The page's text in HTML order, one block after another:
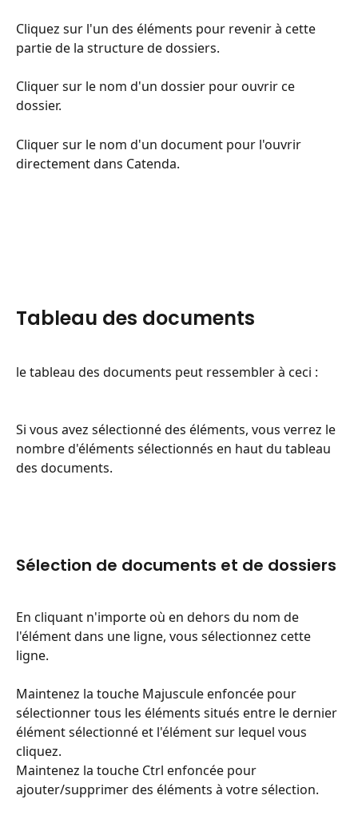
Cliquez sur l'un des éléments pour revenir à cette
partie de la structure de dossiers.
Cliquer sur le nom d'un dossier pour ouvrir ce
dossier.
Cliquer sur le nom d'un document pour l'ouvrir
directement dans Catenda.
Tableau des documents
le tableau des documents peut ressembler à ceci :
Si vous avez sélectionné des éléments, vous verrez le
nombre d'éléments sélectionnés en haut du tableau
des documents.
Sélection de documents et de dossiers
En cliquant n'importe où en dehors du nom de
l'élément dans une ligne, vous sélectionnez cette
ligne.
Maintenez la touche Majuscule enfoncée pour
sélectionner tous les éléments situés entre le dernier
élément sélectionné et l'élément sur lequel vous
cliquez.
Maintenez la touche Ctrl enfoncée pour
ajouter/supprimer des éléments à votre sélection.